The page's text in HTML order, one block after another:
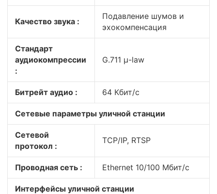
Качество звука :
Подавление шумов и
эхокомпенсация
Стандарт
аудиокомпрессии
:
G.711 μ-law
Битрейт аудио : 64 Кбит/с
Сетевые параметры уличной станции
Сетевой
протокол :
TCP/IP, RTSP
Проводная сеть : Ethernet 10/100 Мбит/с
Интерфейсы уличной станции